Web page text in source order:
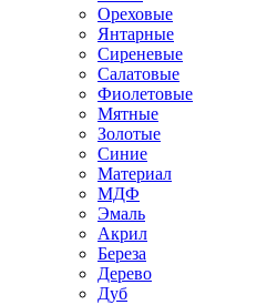
Ореховые
Янтарные
Сиреневые
Салатовые
Фиолетовые
Мятные
Золотые
Синие
Материал
МДФ
Эмаль
Акрил
Береза
Дерево
Дуб